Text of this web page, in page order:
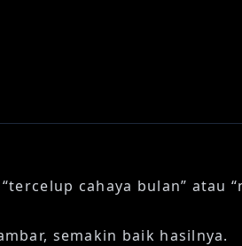
cahaya bulan” atau
semakin baik hasilnya.